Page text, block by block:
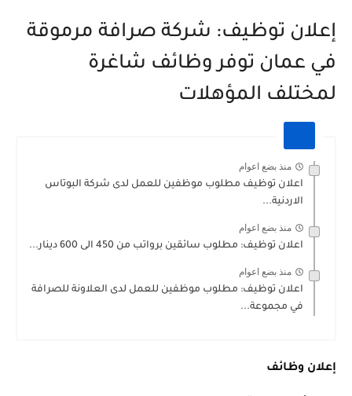
إعلان توظيف: شركة صرافة مرموقة
في عمان توفر وظائف شاغرة
لمختلف المؤهلات
منذ بضع اعوام
اعلان توظيف مطلوب موظفين للعمل لدى شركة البوتاس
الاردنية...
منذ بضع اعوام
اعلان توظيف: مطلوب سائقين برواتب من 450 الى 600 دينار...
منذ بضع اعوام
اعلان توظيف: مطلوب موظفين للعمل لدى العلاونة للصرافة
في مجموعة...
إعلان وظائف